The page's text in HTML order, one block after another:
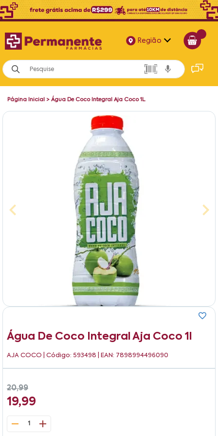
Região
Alagoas
Bahia
Página Inicial > Água De Coco Integral Aja Coco 1L
Água De Coco Integral Aja Coco 1l
AJA COCO | Código: 593498 | EAN: 7898994496090
20,99
19,99
1